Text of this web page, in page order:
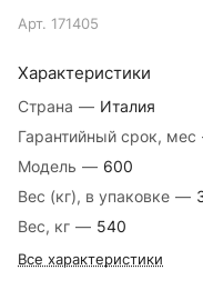
Арт. 171405
Характеристики
Страна — Италия
Гарантийный срок, мес
Модель — 600
Вес (кг), в упаковке —
Вес, кг — 540
Все характеристики